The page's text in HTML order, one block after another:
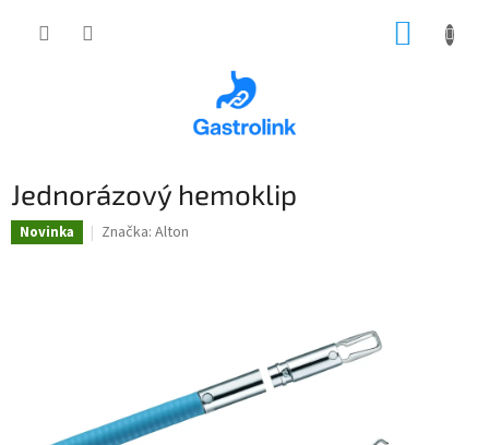
Jednorázový hemoklip
Novinka Značka: Alton